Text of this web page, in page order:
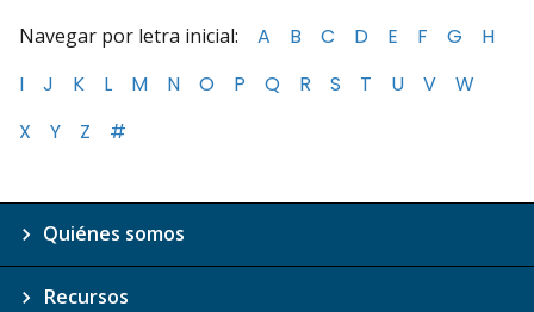
Navegar por letra inicial: A B C D E F G
H
I
J K L M N O P Q R S T U V
W
X
Y Z #
Quiénes somos
Recursos